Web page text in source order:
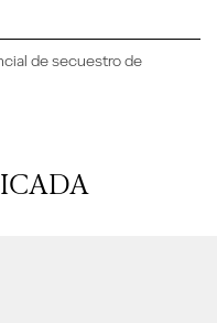
de secuestro de